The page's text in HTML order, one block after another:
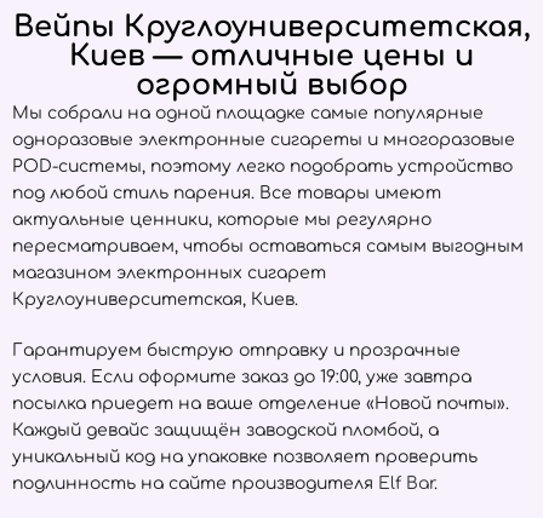
Вейпы Круглоуниверситетская,
Киев — отличные цены и
огромный выбор
Мы собрали на одной площадке самые популярные
одноразовые электронные сигареты и многоразовые
POD-системы, поэтому легко подобрать устройство
под любой стиль парения. Все товары имеют
актуальные ценники, которые мы регулярно
пересматриваем, чтобы оставаться самым выгодным
магазином электронных сигарет
Круглоуниверситетская, Киев.
Гарантируем быструю отправку и прозрачные
условия. Если оформите заказ до 19:00, уже завтра
посылка приедет на ваше отделение «Новой почты».
Каждый девайс защищён заводской пломбой, а
уникальный код на упаковке позволяет проверить
подлинность на сайте производителя Elf Bar.